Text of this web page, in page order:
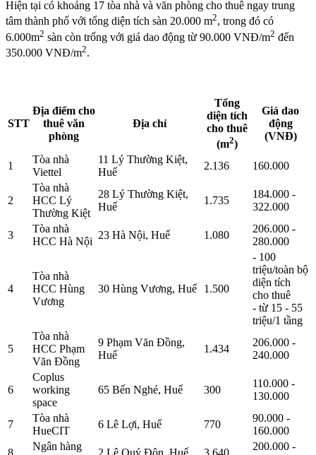
Hiện tại có khoảng 17 tòa nhà và văn phòng cho thuê ngay trung
tâm thành phố với tổng diện tích sàn 20.000 m2, trong đó có
6.000m2 sàn còn trống với giá dao động từ 90.000 VNĐ/m2 đến
350.000 VNĐ/m2.
STT
Địa điểm cho
thuê văn
phòng
Địa chỉ
Tổng
diện tích
cho thuê
(m2)
Giá dao
động
(VNĐ)
1
Tòa nhà
Viettel
11 Lý Thường Kiệt,
Huế
2.136 160.000
2
Tòa nhà
HCC Lý
Thường Kiệt
28 Lý Thường Kiệt,
Huế
1.735
184.000 -
322.000
3
Tòa nhà
HCC Hà Nội
23 Hà Nội, Huế 1.080
206.000 -
280.000
4
Tòa nhà
HCC Hùng
Vương
30 Hùng Vương, Huế 1.500
- 100
triệu/toàn bộ
diện tích
cho thuê
- từ 15 - 55
triệu/1 tầng
5
Tòa nhà
HCC Phạm
Văn Đồng
9 Phạm Văn Đồng,
Huế
1.434
206.000 -
240.000
6
Coplus
working
space
65 Bến Nghé, Huế 300
110.000 -
130.000
7
Tòa nhà
HueCIT
6 Lê Lợi, Huế 770
90.000 -
160.000
Ngân hàng
200.000 -